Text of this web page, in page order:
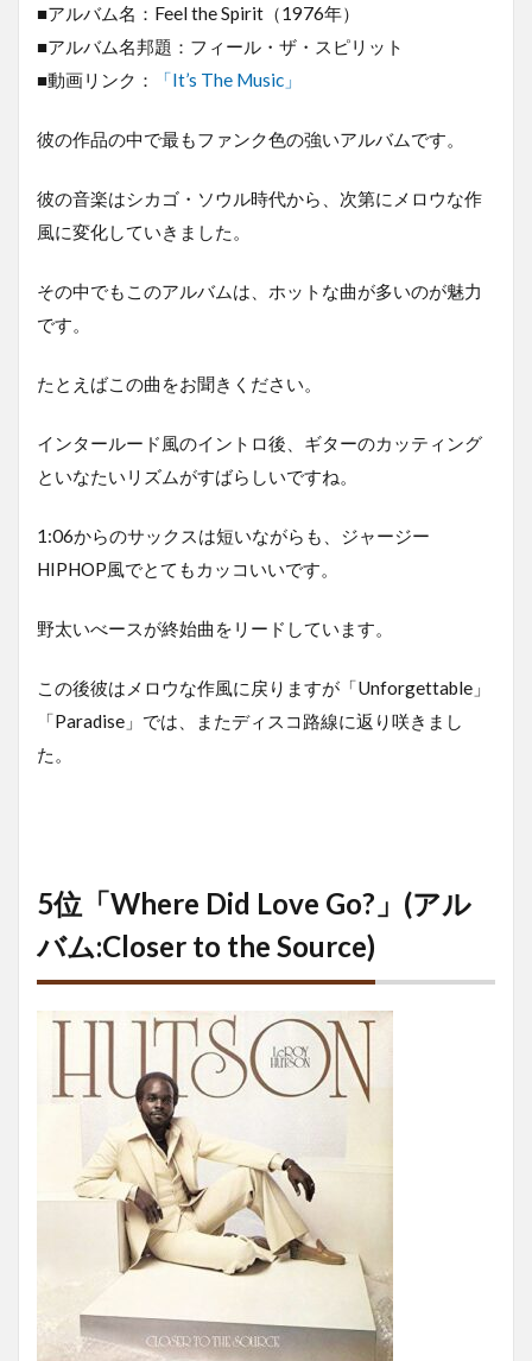
■アルバム名：Feel the Spirit（1976年）
■アルバム名邦題：フィール・ザ・スピリット
■動画リンク：
「It’s The Music」
彼の作品の中で最もファンク色の強いアルバムです。
彼の音楽はシカゴ・ソウル時代から、次第にメロウな作
風に変化していきました。
その中でもこのアルバムは、ホットな曲が多いのが魅力
です。
たとえばこの曲をお聞きください。
インタールード風のイントロ後、ギターのカッティング
といなたいリズムがすばらしいですね。
1:06からのサックスは短いながらも、ジャージー
HIPHOP風でとてもカッコいいです。
野太いべースが終始曲をリードしています。
この後彼はメロウな作風に戻りますが「Unforgettable」
「Paradise」では、またディスコ路線に返り咲きまし
た。
5位「Where Did Love Go?」(アル
バム:Closer to the Source)